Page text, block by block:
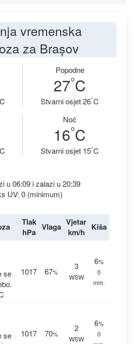
vremenska
za Brașov
C
Popodne
27°C
Stvarni osjet 26°C
C
Noć
16°C
Stvarni osjet 15°C
u 06:09 i zalazi u 20:39
UV: 0 (minimum)
Tlak
hPa Vlaga Vjetar
km/h
Kiša
se
1017 67%
3
WSW
6%
0
mm.
se
1017 70%
2
WSW
6%
0